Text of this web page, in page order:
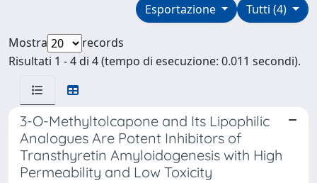
Tutti (4)
Esportazione
Mostra
records
Risultati 1 - 4 di 4 (tempo di esecuzione: 0.011 secondi).
3-O-Methyltolcapone and Its Lipophilic
Analogues Are Potent Inhibitors of
Transthyretin Amyloidogenesis with High
Permeability and Low Toxicity